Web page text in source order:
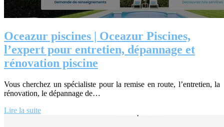
Oceazur piscines | Oceazur Piscines,
l’expert pour entretien, dépannage et
rénovation piscine‎
Vous cherchez un spécialiste pour la remise en route, l’entretien, la
rénovation, le dépannage de…
Lire la suite